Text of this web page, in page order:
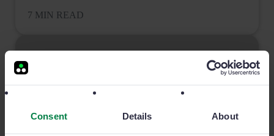
Consent Details About
7 MIN READ